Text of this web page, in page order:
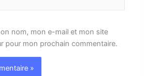
nom, mon e-mail et mon site
pour mon prochain commentaire.